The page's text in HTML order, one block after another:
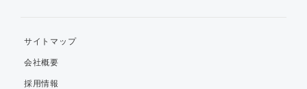
サイトマップ
会社概要
採用情報